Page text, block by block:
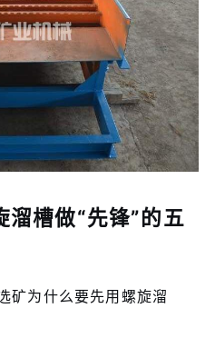
溜槽做“先锋”的五
矿为什么要先用螺旋溜